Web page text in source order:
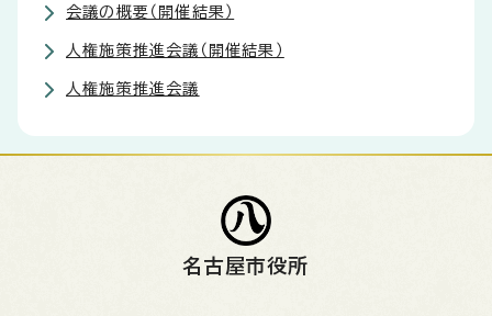
会議の概要（開催結果）
人権施策推進会議（開催結果）
人権施策推進会議
名古屋市役所